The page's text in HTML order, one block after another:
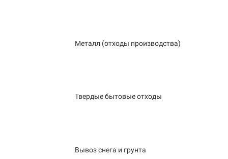
Металл (отходы производства)
Твердые бытовые отходы
Вывоз снега и грунта